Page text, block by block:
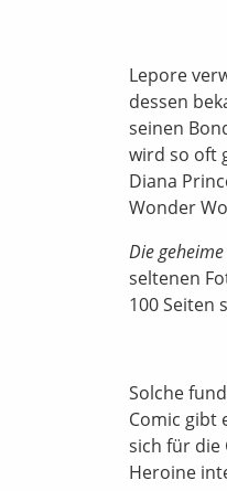
Lepore
dessen
seinen
wird so oft
Diana
Wonder
Die
seltenen
100 Seiten
Solche
Comic gibt
sich für die
Heroine